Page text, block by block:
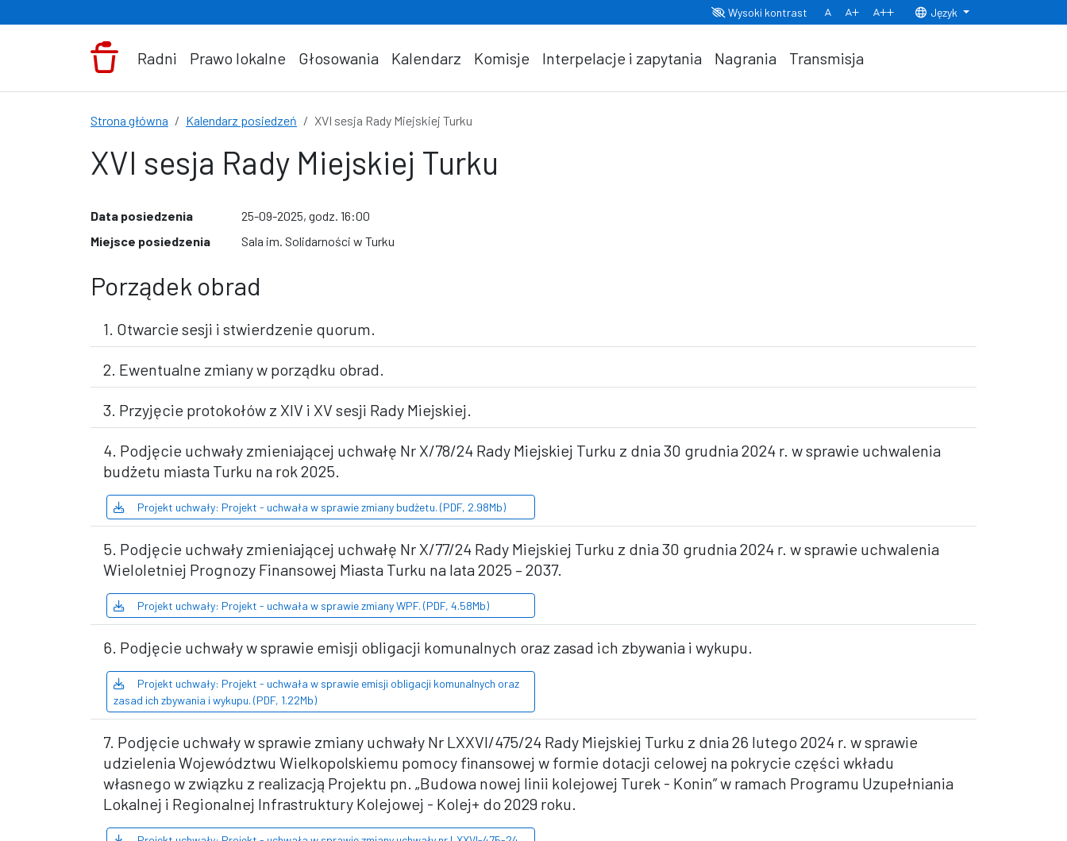
Wysoki kontrast
Normalny rozmiar czcionki
Rozmiar czcionki 150% Rozmiar czcionki 200%
Język
Radni Prawo lokalne Głosowania Kalendarz Komisje Interpelacje i zapytania Nagrania Transmisja
Strona główna Kalendarz posiedzeń XVI sesja Rady Miejskiej Turku
XVI sesja Rady Miejskiej Turku
Data posiedzenia
25-09-2025, godz. 16:00
Miejsce posiedzenia
Sala im. Solidarności w Turku
Porządek obrad
1. Otwarcie sesji i stwierdzenie quorum.
2. Ewentualne zmiany w porządku obrad.
3. Przyjęcie protokołów z XIV i XV sesji Rady Miejskiej.
4. Podjęcie uchwały zmieniającej uchwałę Nr X/78/24 Rady Miejskiej Turku z dnia 30 grudnia 2024 r. w sprawie uchwalenia
budżetu miasta Turku na rok 2025.
Projekt uchwały: Projekt - uchwała w sprawie zmiany budżetu. (PDF, 2.98Mb)
5. Podjęcie uchwały zmieniającej uchwałę Nr X/77/24 Rady Miejskiej Turku z dnia 30 grudnia 2024 r. w sprawie uchwalenia
Wieloletniej Prognozy Finansowej Miasta Turku na lata 2025 – 2037.
Projekt uchwały: Projekt - uchwała w sprawie zmiany WPF. (PDF, 4.58Mb)
6. Podjęcie uchwały w sprawie emisji obligacji komunalnych oraz zasad ich zbywania i wykupu.
Projekt uchwały: Projekt - uchwała w sprawie emisji obligacji komunalnych oraz
zasad ich zbywania i wykupu. (PDF, 1.22Mb)
7. Podjęcie uchwały w sprawie zmiany uchwały Nr LXXVI/475/24 Rady Miejskiej Turku z dnia 26 lutego 2024 r. w sprawie
udzielenia Województwu Wielkopolskiemu pomocy finansowej w formie dotacji celowej na pokrycie części wkładu
własnego w związku z realizacją Projektu pn. „Budowa nowej linii kolejowej Turek - Konin” w ramach Programu Uzupełniania
Lokalnej i Regionalnej Infrastruktury Kolejowej - Kolej+ do 2029 roku.